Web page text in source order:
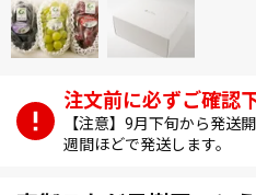
【注意】9月下旬から発送
週間ほどで発送します。